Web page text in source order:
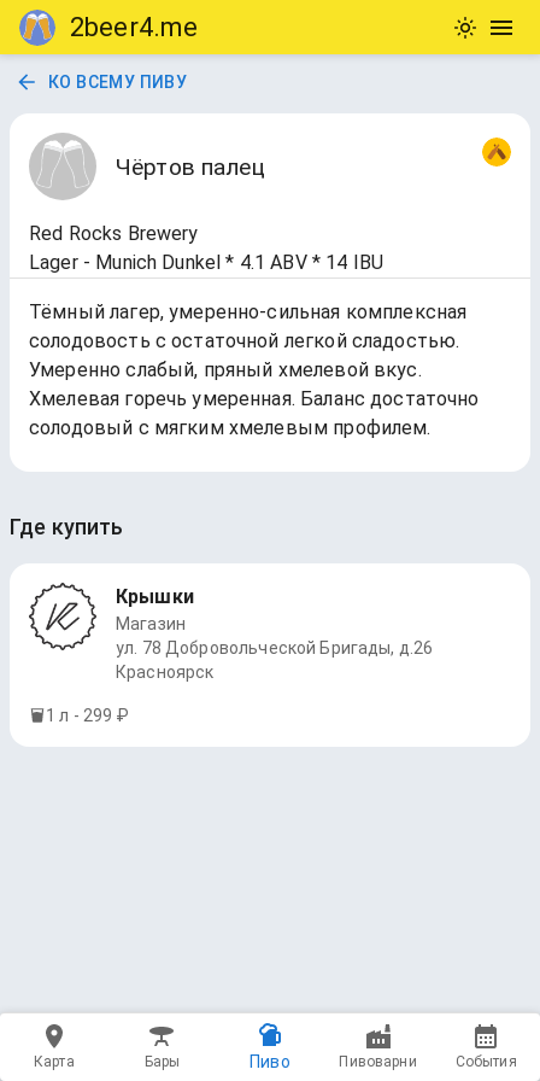
2beer4.me
КО ВСЕМУ ПИВУ
Чёртов палец
Red Rocks Brewery
Lager - Munich Dunkel * 4.1 ABV * 14 IBU
Тёмный лагер, умеренно-сильная комплексная
солодовость с остаточной легкой сладостью.
Умеренно слабый, пряный хмелевой вкус.
Хмелевая горечь умеренная. Баланс достаточно
солодовый с мягким хмелевым профилем.
Где купить
Крышки
Магазин
ул. 78 Добровольческой Бригады, д.26
Красноярск
1 л - 299 ₽
Карта Бары Пиво Пивоварни События